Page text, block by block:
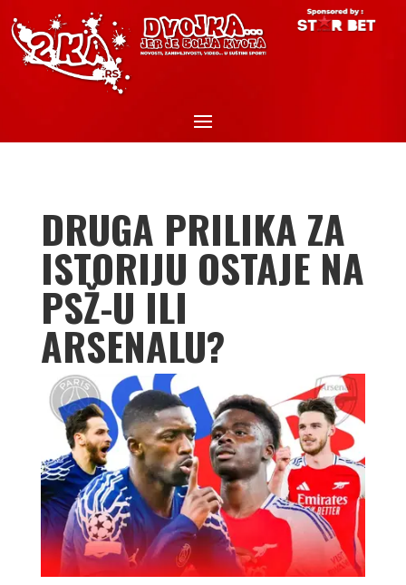
DRUGA PRILIKA ZA
ISTORIJU OSTAJE NA
PSŽ-U ILI
ARSENALU?